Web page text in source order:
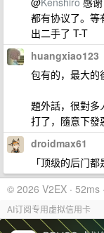
都有协议了。等
出二手了 T-T
huangxiao123
包有的，最大的
題外話，很對多
打了，隨意下發
droidmax61
「顶级的后门
© 2026 V2EX · 52ms
AI订阅专用虚拟信用卡